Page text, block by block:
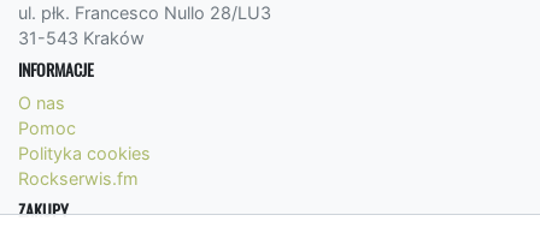
ul. płk. Francesco Nullo 28/LU3
31-543 Kraków
INFORMACJE
O nas
Pomoc
Polityka cookies
Rockserwis.fm
ZAKUPY